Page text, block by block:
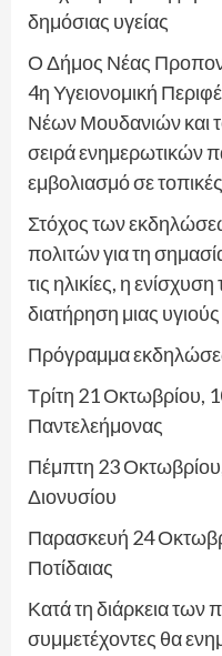
δημόσιας υγείας
Ο Δήμος Νέας
4η Υγειονομική
Νέων Μουδανιών και
σειρά ενημερωτικών
εμβολιασμό σε
Στόχος των
πολιτών για τη
τις ηλικίες, η
διατήρηση μιας
Πρόγραμμα
Τρίτη 21 Οκτωβρίου,
Παντελεήμονας
Πέμπτη 23
Διονυσίου
Παρασκευή 24
Ποτίδαιας
Κατά τη διάρκεια των
συμμετέχοντες θα